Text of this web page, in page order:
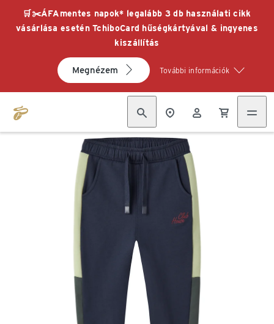
🛒✂️ÁFAmentes napok* legalább 3 db használati cikk
vásárlása esetén TchiboCard hűségkártyával & ingyenes
kiszállítás
Megnézem További információk